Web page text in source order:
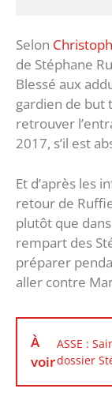
Selon
de Stéphane
Blessé aux
gardien de but
retrouver
2017, s’il est
Et d’après les
retour de
plutôt que
rempart des
préparer
aller contre
À
voir
ASSE :
dossier